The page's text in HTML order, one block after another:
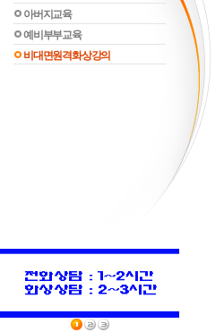
아버지교육
예비부부교육
비대면원격화상강의